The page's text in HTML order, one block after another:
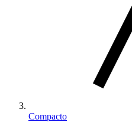
Compacto